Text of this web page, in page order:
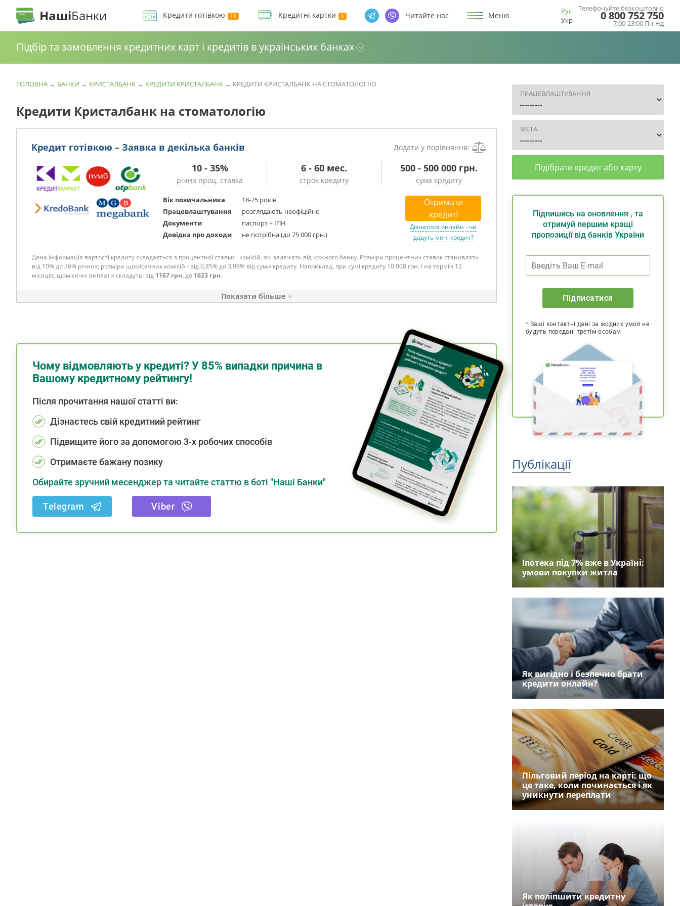
НашіБанки Кредити готівкою Кредитні картки Читайте нас Меню
Рус
Укр
Телефонуйте безкоштовно
0 800 752 750
7:00-23:00 Пн-Нд
Підбір та замовлення кредитних карт і кредитів в українських банках
ГОЛОВНА → БАНКИ → КРИСТАЛБАНК → КРЕДИТИ КРИСТАЛБАНК → КРЕДИТИ КРИСТАЛБАНК НА СТОМАТОЛОГІЮ
Кредити Кристалбанк на стоматологію
Кредит готівкою – Заявка в декілька банків Додати у порівняння:
10 - 35%
річна проц. ставка
6 - 60 мес.
строк кредиту
500 - 500 000 грн.
сума кредиту
Вік позичальника
18-75 років
Працевлаштування
розглядають неофіційно
Документи
паспорт + ІПН
Довідка про доходи
не потрібна (до 75 000 грн.)
Отримати
кредит!
Дізнатися онлайн - чи
дадуть мені кредит?
Дана інформація вартості кредиту складається з процентної ставки і комісій, які залежать від кожного банку. Розміри процентних ставок становлять
від 10% до 36% річних; розміри щомісячних комісій - від 0,85% до 3,99% від суми кредиту. Наприклад, при сумі кредиту 10 000 грн. і на термін 12
місяців, щомісячні виплати складуть: від 1167 грн.до 1623 грн.
Показати
Чому відмовляють у кредиті? У 85% випадки причина в
Вашому кредитному рейтингу!
Після прочитання нашої статті ви:
Дізнаєтесь свій кредитний рейтинг
Підвищите його за допомогою 3-х робочих способів
Отримаєте бажану позику
Обирайте зручний месенджер та читайте статтю в боті "Наші Банки"
Telegram Viber
ПРАЦЕВЛАШТУВАННЯ
МЕТА
Підібрати кредит або карту
Підпишись на оновлення , та
отримуй першим кращі
пропозиції від банків України
Підписатися
* Ваші контактні дані за жодних умов не
будуть передані третім особам
Публікації
Іпотека під 7% вже в Україні:
умови покупки житла
Як вигідно і безпечно брати
кредити онлайн?
Пільговий період на карті: що
це таке, коли починається і як
уникнути переплати
Як поліпшити кредитну